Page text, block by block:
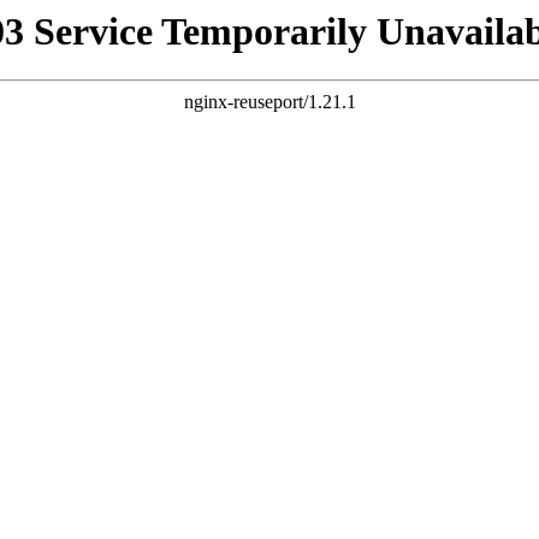
Service Temporarily
nginx-reuseport/1.21.1